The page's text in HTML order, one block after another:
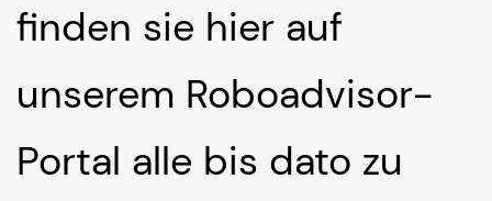
finden sie hier auf
unserem Roboadvisor-
Portal alle bis dato zu